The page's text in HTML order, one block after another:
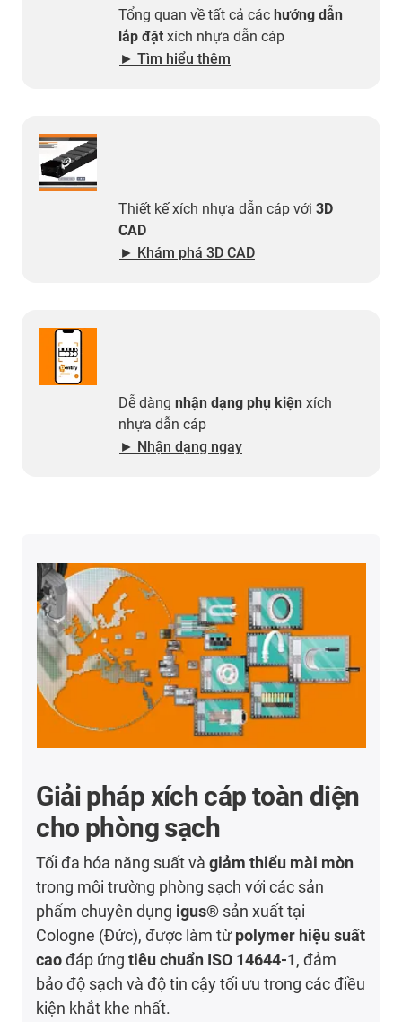
Tổng quan về tất cả các hướng dẫn
lắp đặt xích nhựa dẫn cáp
​​​​​​​► Tìm hiểu thêm
Thiết kế xích nhựa dẫn cáp với 3D
CAD
► Khám phá 3D CAD
Dễ dàng nhận dạng phụ kiện xích
nhựa dẫn cáp
► Nhận dạng ngay
Giải pháp xích cáp toàn diện
cho phòng sạch
Tối đa hóa năng suất vàgiảm thiểu mài mòn
trong môi trường phòng sạch với các sản
phẩm chuyên dụng igus® sản xuất tại
Cologne (Đức), được làm từpolymer hiệu suất
caođáp ứngtiêu chuẩn ISO 14644-1, đảm
bảo độ sạch và độ tin cậy tối ưu trong các điều
kiện khắt khe nhất.